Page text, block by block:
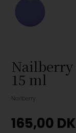
Nailberry
15 ml
Nailberry
165,00